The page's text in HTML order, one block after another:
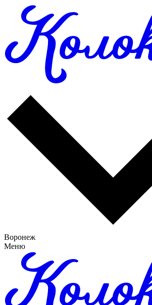
Воронеж
Меню